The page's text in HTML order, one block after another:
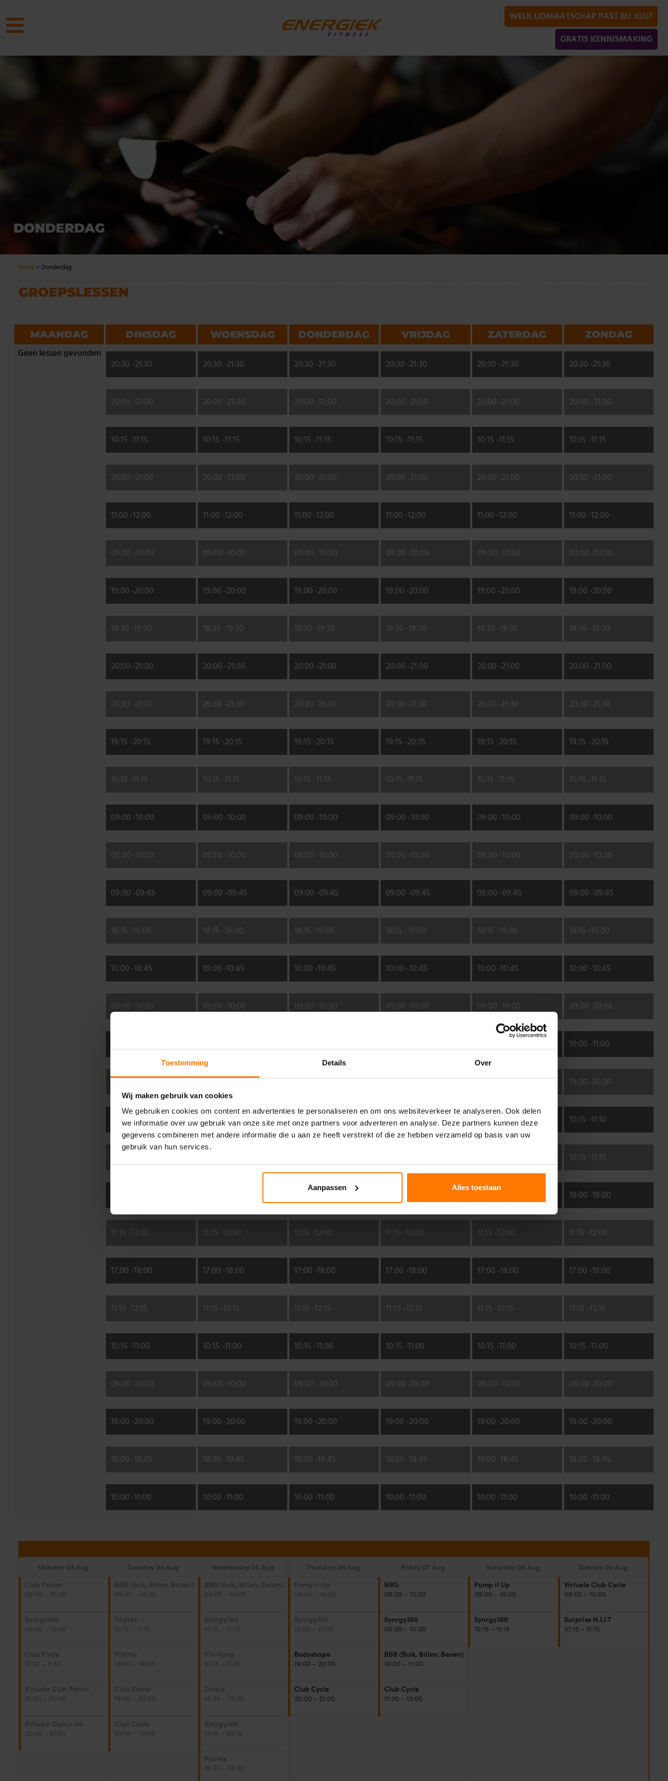
Toestemming Details Over
Wij maken gebruik van cookies
We gebruiken cookies om content en advertenties te personaliseren en om ons websiteverkeer te analyseren. Ook delen
we informatie over uw gebruik van onze site met onze partners voor adverteren en analyse. Deze partners kunnen deze
gegevens combineren met andere informatie die u aan ze heeft verstrekt of die ze hebben verzameld op basis van uw
gebruik van hun services.
Aanpassen Alles toestaan
WELK LIDMAATSCHAP PAST BIJ JOU?
GRATIS KENNISMAKING
DONDERDAG
Home > Donderdag
GROEPSLESSEN
MAANDAG
Geen lessen gevonden
DINSDAG
20:30 -21:30
20:00 -21:00
10:15 -11:15
20:00 -21:00
11:00 -12:00
09:00 -10:00
19:00 -20:00
18:30 -19:30
20:00 -21:00
20:30 -21:30
19:15 -20:15
10:15 -11:15
09:00 -10:00
09:00 -10:00
09:00 -09:45
18:15 -19:00
10:00 -10:45
09:00 -10:00
19:30 -20:30
10:15 - 11:10
11:15 - 12:00
17:00 -18:00
11:15 -12:15
10:15 -11:00
09:00 -10:00
19:00 -20:00
18:00 -18:45
10:00 -11:00
WOENSDAG
20:30 -21:30
20:00 -21:00
10:15 -11:15
20:00 -21:00
11:00 -12:00
09:00 -10:00
19:00 -20:00
18:30 -19:30
20:00 -21:00
20:30 -21:30
19:15 -20:15
10:15 -11:15
09:00 -10:00
09:00 -10:00
09:00 -09:45
18:15 -19:00
10:00 -10:45
09:00 -10:00
19:30 -20:30
10:15 -11:10
17:00 -18:00
11:15 -12:15
10:15 -11:00
09:00 -10:00
19:00 -20:00
18:00 -18:45
10:00 -11:00
DONDERDAG
20:30 -21:30
20:00 -21:00
10:15 -11:15
20:00 -21:00
11:00 -12:00
09:00 -10:00
19:00 -20:00
18:30 -19:30
20:00 -21:00
20:30 -21:30
19:15 -20:15
10:15 -11:15
09:00 -10:00
09:00 -10:00
09:00 -09:45
18:15 -19:00
10:00 -10:45
09:00 -10:00
19:30 -20:30
10:15 -11:10
19:00
17:00 -18:00
11:15 -12:15
10:15 -11:00
09:00 -10:00
19:00 -20:00
18:00 -18:45
10:00 -11:00
VRIJDAG
20:30 -21:30
20:00 -21:00
10:15 -11:15
20:00 -21:00
11:00 -12:00
09:00 -10:00
19:00 -20:00
18:30 -19:30
20:00 -21:00
20:30 -21:30
19:15 -20:15
10:15 -11:15
09:00 -10:00
09:00 -10:00
09:00 -09:45
18:15 -19:00
10:00 -10:45
09:00 -10:00
19:30 -20:30
10:15 - 11:10
17:00 -18:00
11:15 -12:15
10:15 -11:00
09:00 -10:00
19:00 -20:00
18:00 -18:45
10:00 -11:00
ZATERDAG
20:30 -21:30
20:00 -21:00
10:15 -11:15
20:00 -21:00
11:00 -12:00
09:00 -10:00
19:00 -20:00
18:30 -19:30
20:00 -21:00
20:30 -21:30
19:15 -20:15
10:15 -11:15
09:00 -10:00
09:00 -10:00
09:00 -09:45
18:15 -19:00
10:00 -10:45
09:00 -10:00
19:30 -20:30
10:15 -11:10
17:00 -18:00
11:15 -12:15
10:15 -11:00
09:00 -10:00
19:00 -20:00
18:00 -18:45
10:00 -11:00
ZONDAG
20:30 -21:30
20:00 -21:00
10:15 -11:15
20:00 -21:00
11:00 -12:00
09:00 -10:00
19:00 -20:00
18:30 -19:30
20:00 -21:00
20:30 -21:30
19:15 -20:15
10:15 -11:15
09:00 -10:00
09:00 -10:00
09:00 -09:45
18:15 -19:00
10:00 -10:45
09:00 -10:00
10:00 -11:00
19:30 -20:30
10:15 -11:10
10:15 -11:15
18:00 -19:00
11:15 -12:00
17:00 -18:00
11:15 -12:15
10:15 -11:00
09:00 -10:00
19:00 -20:00
18:00 -18:45
10:00 -11:00